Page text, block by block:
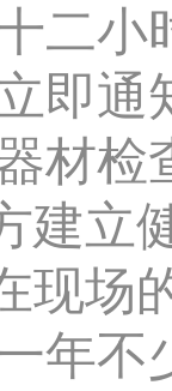
二小
即通
材检
建立
现场
年不